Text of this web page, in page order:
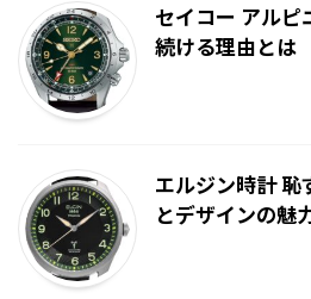
セイコー アルピ
続ける理由とは
エルジン時計 恥
とデザインの魅